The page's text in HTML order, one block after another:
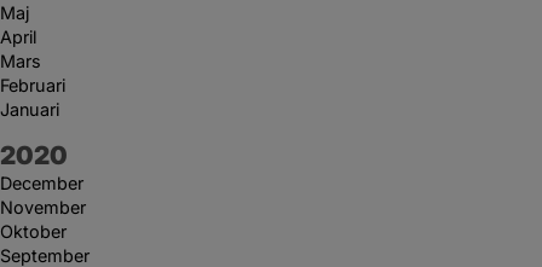
Maj
April
Mars
Februari
Januari
År:
2020
December
November
Oktober
September